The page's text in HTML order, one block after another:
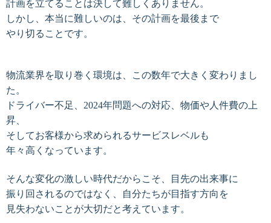
計画を立てることは決して難しくありません。
しかし、本当に難しいのは、その計画を最後まで
やり切ることです。
物流業界を取り巻く環境は、この数年で大きく変わりまし
た。
ドライバー不足、2024年問題への対応、物価や人件費の上
昇、
そしてお客様から求められるサービスレベルも
年々高くなっています。
そんな変化の激しい時代だからこそ、目先の出来事に
振り回されるのではなく、自分たちが目指す方向を
見失わないことが大切だと考えています。